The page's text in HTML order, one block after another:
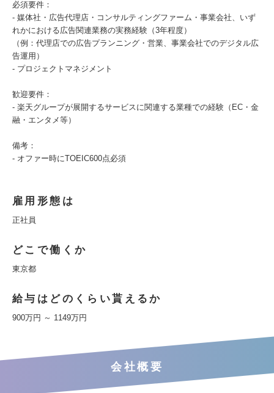
必須要件：
- 媒体社・広告代理店・コンサルティングファーム・事業会社、いず
れかにおける広告関連業務の実務経験（3年程度）
（例：代理店での広告プランニング・営業、事業会社でのデジタル広
告運用）
- プロジェクトマネジメント
歓迎要件：
- 楽天グループが展開するサービスに関連する業種での経験（EC・金
融・エンタメ等）
備考：
- オファー時にTOEIC600点必須
雇用形態は
正社員
どこで働くか
東京都
給与はどのくらい貰えるか
900万円 ～ 1149万円
会社概要